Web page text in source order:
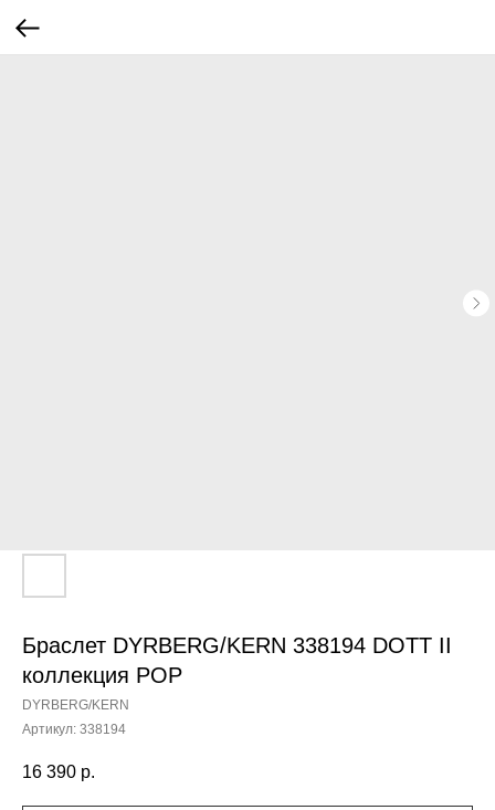
Браслет DYRBERG/KERN 338194 DOTT II
коллекция POP
DYRBERG/KERN
Артикул: 338194
16 390 р.